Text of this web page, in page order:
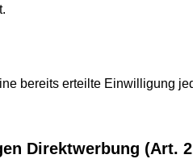
bereits erteilte Einwilligung
Direktwerbung (Art.